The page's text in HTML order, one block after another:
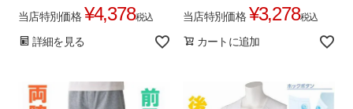
当店特別価格 ¥4,378税込
詳細を見る
当店特別価格 ¥3,278税込
カートに追加